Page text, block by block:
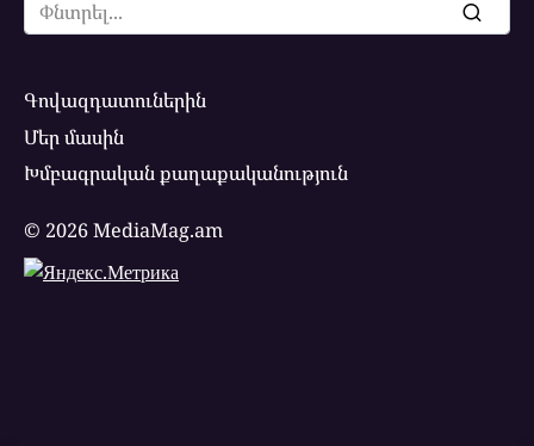
for:
Գովազդատուներին
Մեր մասին
Խմբագրական քաղաքականություն
© 2026 MediaMag.am